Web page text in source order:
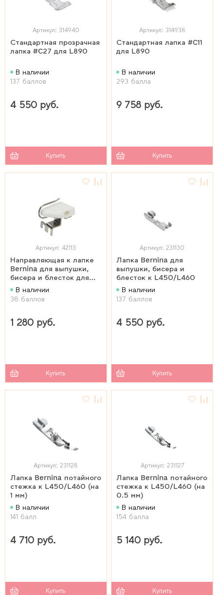
Артикул: 314940
Стандартная прозрачная
лапка #C27 для L890
В наличии
137 баллов
4 550 руб.
Купить
Артикул: 314938
Стандартная лапка #C11
для L890
В наличии
293 балла
9 758 руб.
Купить
Артикул: 42113
Направляющая к лапке
Bernina для выпушки,
бисера и блесток для
оверлока
В наличии
38 баллов
1 280 руб.
Купить
Артикул: 231130
Лапка Bernina для
выпушки, бисера и
блесток к L450/L460
В наличии
137 баллов
4 550 руб.
Купить
Артикул: 231128
Лапка Bernina потайного
стежка к L450/L460 (на
1 мм)
В наличии
141 балл
4 710 руб.
Купить
Артикул: 231127
Лапка Bernina потайного
стежка к L450/L460 (на
0.5 мм)
В наличии
154 балла
5 140 руб.
Купить